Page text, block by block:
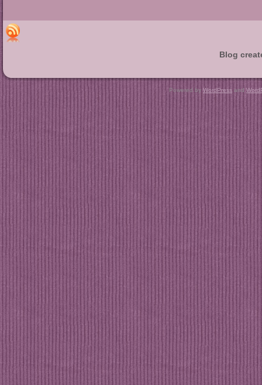
Blog
Copyright ©
Powered by WordPress and